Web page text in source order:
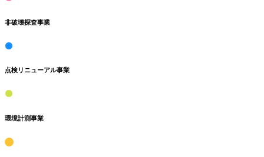
非破壊探査事業
点検リニューアル事業
環境計測事業